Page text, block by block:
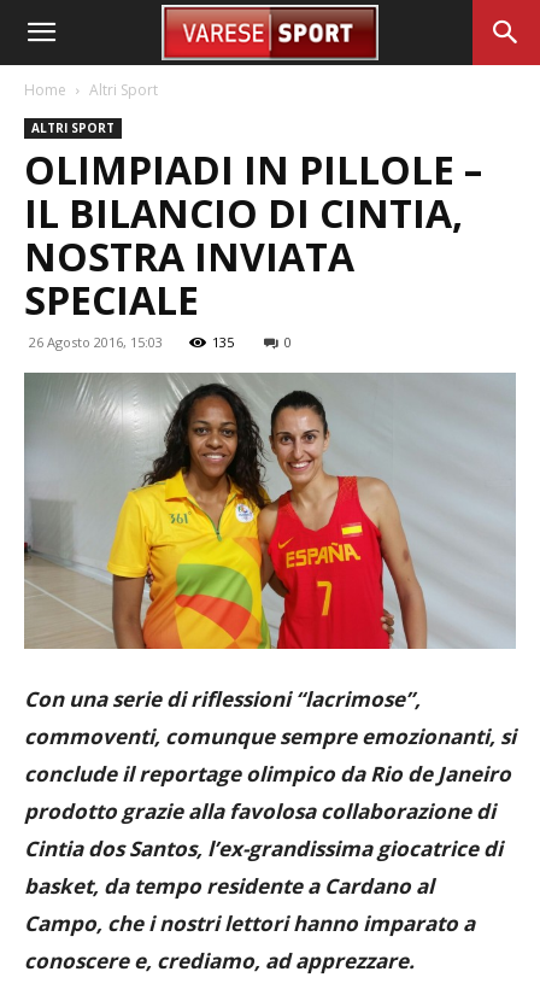
Home Altri Sport
ALTRI SPORT
OLIMPIADI IN PILLOLE –
IL BILANCIO DI CINTIA,
NOSTRA INVIATA
SPECIALE
26 Agosto 2016, 15:03 135 0
Con una serie di riflessioni “lacrimose”,
commoventi, comunque sempre emozionanti, si
conclude il reportage olimpico da Rio de Janeiro
prodotto grazie alla favolosa collaborazione di
Cintia dos Santos, l’ex-grandissima giocatrice di
basket, da tempo residente a Cardano al
Campo, che i nostri lettori hanno imparato a
conoscere e, crediamo, ad apprezzare.